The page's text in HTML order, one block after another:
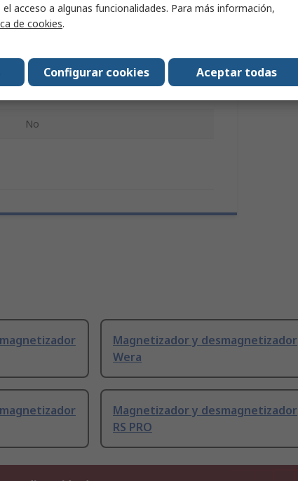
Magnetizador/Desmagnetizador
215mm
No
Magnetizador y desmagnetizador
Wera
Magnetizador y desmagnetizador
RS PRO
acceso a algunas funcionalidades. Para más información,
de cookies.
Aceptar todas
Configurar cookies